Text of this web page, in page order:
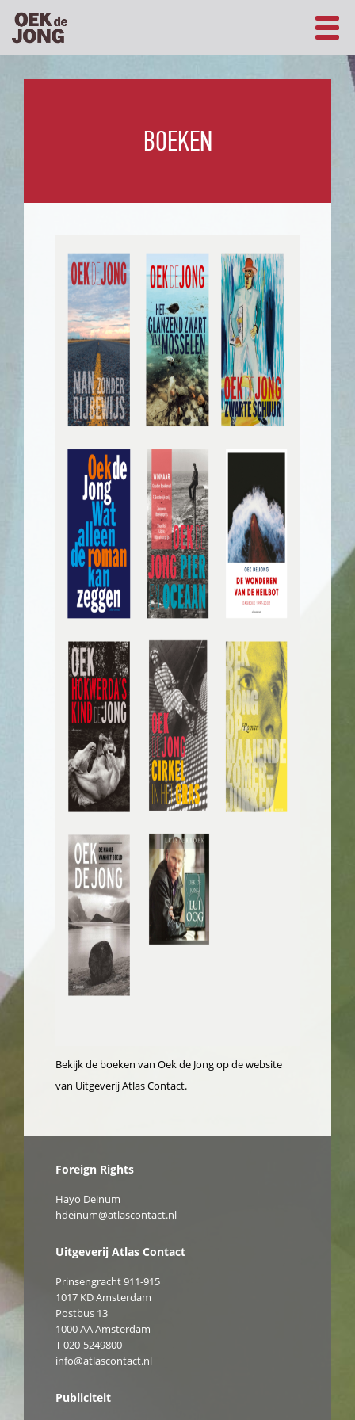
BOEKEN
Bekijk de boeken van Oek de Jong op de website
van Uitgeverij Atlas Contact.
Foreign Rights
Hayo Deinum
hdeinum@atlascontact.nl
Uitgeverij Atlas Contact
Prinsengracht 911-915
1017 KD Amsterdam
Postbus 13
1000 AA Amsterdam
T 020-5249800
info@atlascontact.nl
Publiciteit